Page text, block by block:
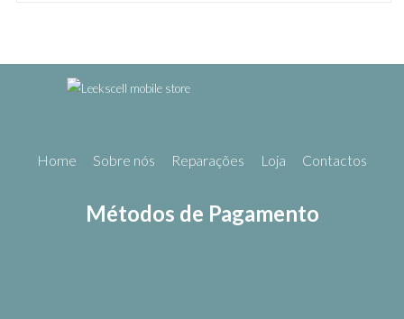
Home Sobre nós Reparações Loja Contactos
Métodos de Pagamento